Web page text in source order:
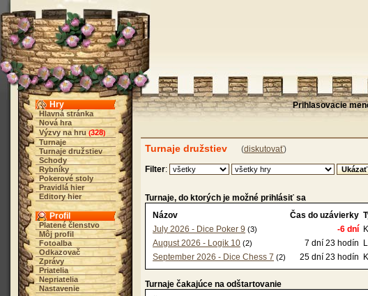
Hry
Hlavná stránka
Nová hra
Výzvy na hru (328)
Turnaje
Turnaje družstiev
Schody
Rybníky
Pokerové stoly
Pravidlá hier
Editory hier
Profil
Platené členstvo
Môj profil
Fotoalba
Odkazovač
Zprávy
Priatelia
Nepriatelia
Nastavenie
Prihlasovacie
Turnaje družstiev (diskutovať)
Filter:
Turnaje, do ktorých je možné prihlásiť sa
Názov
Čas do uzávierky
July 2026 - Dice Poker 9 (3) -6 dní
August 2026 - Logik 10 (2) 7 dní 23 hodín
September 2026 - Dice Chess 7 (2) 25 dní 23 hodín
Turnaje čakajúce na odštartovanie